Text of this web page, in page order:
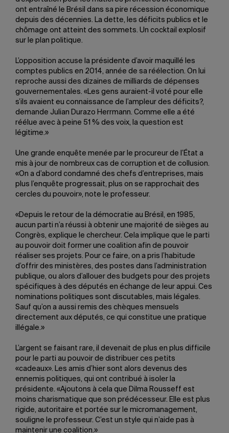
ont entraîné le Brésil dans sa pire récession économique
depuis des décennies. La dette, les déficits publics et le
chômage ont atteint des sommets. Un cocktail explosif
sur le plan politique.
L’opposition accuse la présidente d’avoir maquillé les
comptes publics en 2014, année de sa réélection. On lui
reproche aussi des dizaines de milliards de dépenses
gouvernementales. «Les gens auraient-il voté pour elle
s’ils avaient eu connaissance de l’ampleur des déficits?,
demande Julian Durazo Herrmann. Comme elle a été
réélue avec à peine 51 % des voix, la question est
légitime.»
Une grande enquête menée par le procureur de l’État a
mis à jour de nombreux cas de corruption et de collusion.
«On a d’abord condamné des chefs d’entreprises, mais
plus l’enquête progressait, plus on se rapprochait des
cercles du pouvoir», note le professeur.
«Depuis le retour de la démocratie au Brésil, en 1985,
aucun parti n’a réussi à obtenir une majorité de sièges au
Congrès, explique le chercheur. Cela implique que le parti
au pouvoir doit former une coalition afin de pouvoir
réaliser ses projets. Pour ce faire, on a pris l’habitude
d’offrir des ministères, des postes dans l’administration
publique, ou alors d’allouer des budgets pour des projets
spécifiques à des députés en échange de leur appui. Ces
nominations politiques sont discutables, mais légales.
Sauf qu’on a aussi remis des chèques mensuels
directement aux députés, ce qui constitue une pratique
illégale.»
L’argent se faisant rare, il devenait de plus en plus difficile
pour le parti au pouvoir de distribuer ces petits
«cadeaux». Les amis d’hier sont alors devenus des
ennemis politiques, qui ont contribué à isoler la
présidente. «Ajoutons à cela que Dilma Rousseff est
moins charismatique que son prédécesseur. Elle est plus
rigide, autoritaire et portée sur le micromanagement,
souligne le professeur. C’est un style qui n’aide pas à
maintenir une coalition.»